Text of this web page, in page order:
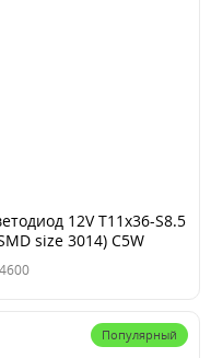
12V T11x36-S8.5
size 3014) C5W
0.3W 7.56lm TM
YADA
Популярный